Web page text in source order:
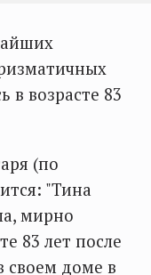
в возрасте 83
(по
"Тина
мирно
83 лет после
своем доме в